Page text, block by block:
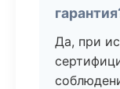
Да, при